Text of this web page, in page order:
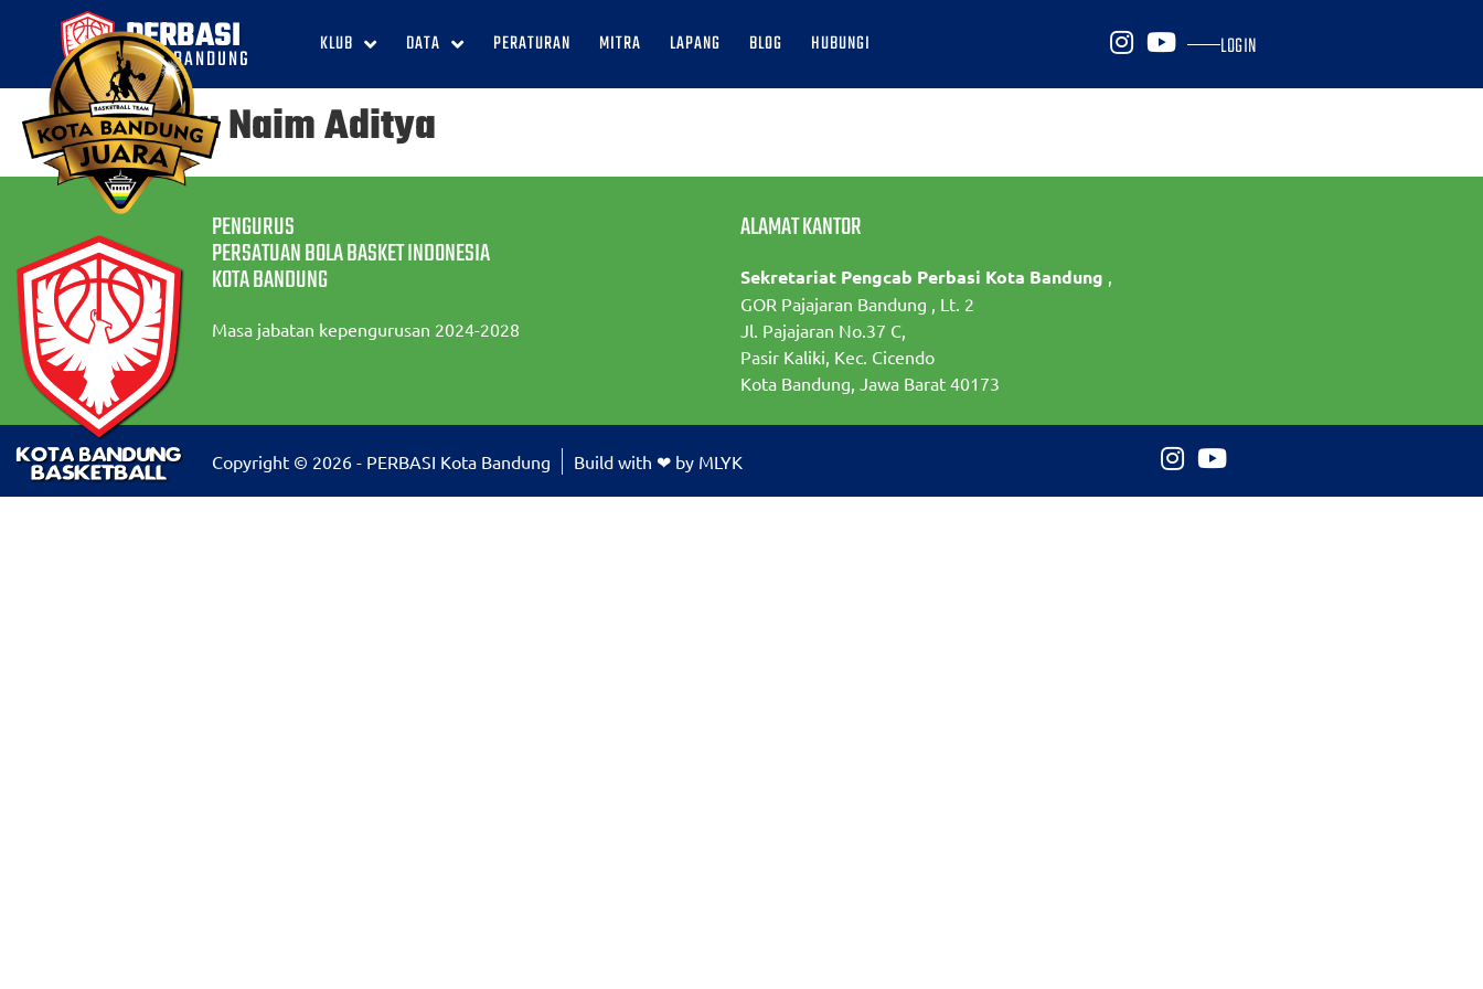
PERBASI
KOTA BANDUNG KLUB DATA PERATURAN MITRA LAPANG BLOG HUBUNGI LOGIN
Keanu Naim Aditya
PENGURUS
PERSATUAN BOLA BASKET INDONESIA
KOTA BANDUNG
Masa jabatan kepengurusan 2024-2028
ALAMAT KANTOR
Sekretariat Pengcab Perbasi Kota Bandung ,
GOR Pajajaran Bandung , Lt. 2
Jl. Pajajaran No.37 C,
Pasir Kaliki, Kec. Cicendo
Kota Bandung, Jawa Barat 40173
Copyright © 2026 - PERBASI Kota Bandung Build with ❤ by MLYK